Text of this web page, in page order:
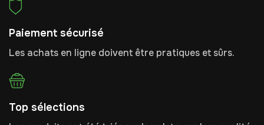
Paiement sécurisé
Les achats en ligne doivent être pratiques et sûrs.
Top sélections